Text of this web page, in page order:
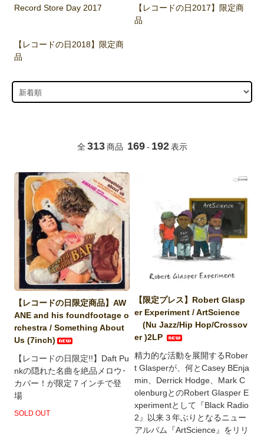
Record Store Day 2017
【レコードの日2017】限定商
品
【レコードの日2018】限定商
品
全 313 商品 169 - 192 表示
【レコードの日限定商品】AW
ANE and his foundfootage o
rchestra / Something About
Us (7inch)
【レコードの日限定!!】Daft Pu
nkの隠れた名曲を絶品メロウ･
カバー！が限定７インチで登
場
SOLD OUT
【限定プレス】Robert Glasp
er Experiment / ArtScience
(Nu Jazz/Hip Hop/Crossov
er )2LP
精力的な活動を展開するRober
t Glasperが、何とCasey BEnja
min、Derrick Hodge、Mark C
olenburgとのRobert Glasper E
xperimentとして『Black Radio
2』以来３年ぶりとなるニュー
アルバム『ArtScience』をリリ